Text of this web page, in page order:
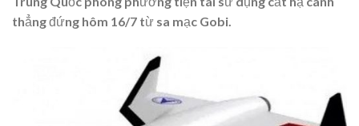
thẳng đứng hôm 16/7 từ sa mạc Gobi.